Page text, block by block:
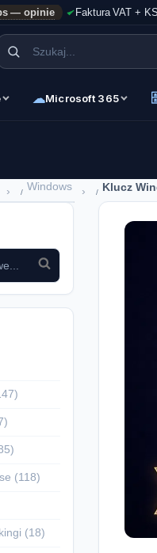
— opinie Faktura VAT +
☁Microsoft 365
› Windows › Klucz
(118)
(18)